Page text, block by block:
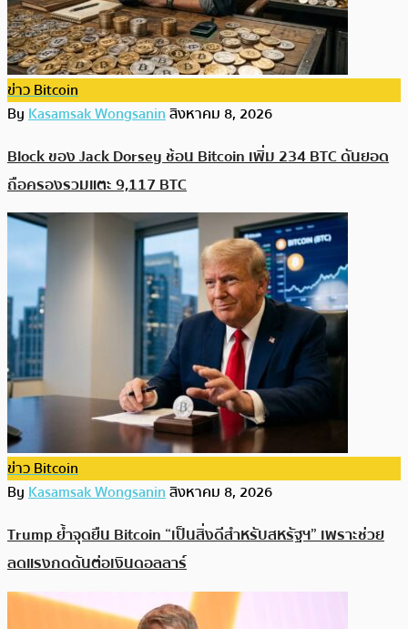
ข่าว Bitcoin
ByKasamsak Wongsaninสิงหาคม 8, 2026
Block ของ Jack Dorsey ช้อน Bitcoin เพิ่ม 234 BTC ดันยอด
ถือครองรวมแตะ 9,117 BTC
ข่าว Bitcoin
ByKasamsak Wongsaninสิงหาคม 8, 2026
Trump ย้ำจุดยืน Bitcoin “เป็นสิ่งดีสำหรับสหรัฐฯ” เพราะช่วย
ลดแรงกดดันต่อเงินดอลลาร์